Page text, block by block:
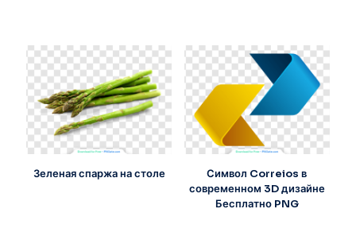
Зеленая спаржа на столе
Символ Correios в
современном 3D дизайне
Бесплатно PNG